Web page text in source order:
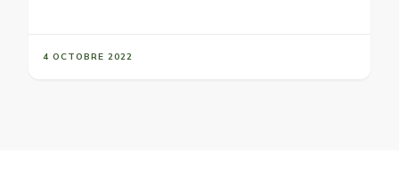
4 OCTOBRE 2022